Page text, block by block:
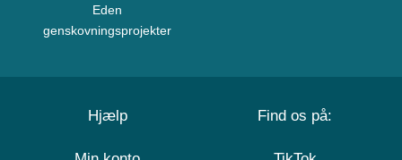
Eden
genskovningsprojekter
Hjælp Find os på: